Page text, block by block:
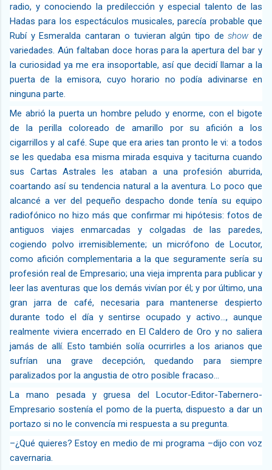
radio, y conociendo la predilección y especial talento de las
Hadas para los espectáculos musicales, parecía probable que
Rubí y Esmeralda cantaran o tuvieran algún tipo deshow de
variedades. Aún faltaban doce horas para la apertura del bar y
la curiosidad ya me era insoportable, así que decidí llamar a la
puerta de la emisora, cuyo horario no podía adivinarse en
ninguna parte.
Me abrió la puerta un hombre peludo y enorme, con el bigote
de la perilla coloreado de amarillo por su afición a los
cigarrillos y al café. Supe que era aries tan pronto le vi: a todos
se les quedaba esa misma mirada esquiva y taciturna cuando
sus Cartas Astrales les ataban a una profesión aburrida,
coartando así su tendencia natural a la aventura. Lo poco que
alcancé a ver del pequeño despacho donde tenía su equipo
radiofónico no hizo más que confirmar mi hipótesis: fotos de
antiguos viajes enmarcadas y colgadas de las paredes,
cogiendo polvo irremisiblemente; un micrófono de Locutor,
como afición complementaria a la que seguramente sería su
profesión real de Empresario; una vieja imprenta para publicar y
leer las aventuras que los demás vivían por él; y por último, una
gran jarra de café, necesaria para mantenerse despierto
durante todo el día y sentirse ocupado y activo…, aunque
realmente viviera encerrado en El Caldero de Oro y no saliera
jamás de allí. Esto también solía ocurrirles a los arianos que
sufrían una grave decepción, quedando para siempre
paralizados por la angustia de otro posible fracaso…
La mano pesada y gruesa del
Locutor-Editor-Tabernero-
Empresario sostenía el pomo de la puerta, dispuesto a dar un
portazo si no le convencía mi respuesta a su pregunta.
–¿Qué quieres? Estoy en medio de mi programa –dijo con voz
cavernaria.